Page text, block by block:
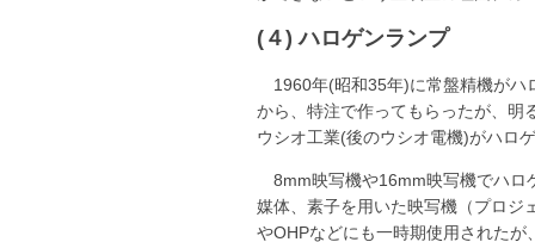
(４) ハロゲンランプ
1960年(昭和35年)に常盤精機が
から、特注で作ってもらったが、明
ウシオ工業(後のウシオ電機)がハロ
8mm映写機や16mm映写機でハロ
媒体、素子を用いた映写機（プロジ
やOHPなどにも一時期使用された